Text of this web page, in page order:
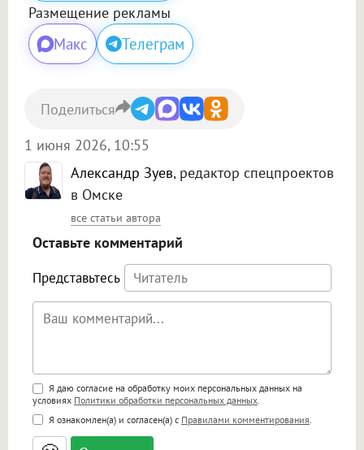
Размещение рекламы
Макс Телеграм
Александр Зуев, редактор спецпроектов
в Омске
все статьи автора
1 июня 2026, 10:55
Поделиться
Оставьте комментарий
Представьтесь
Поддержка HTML
<b>, <strong>, <u>, <i>, <em>, <s>, <big>,
<small>, <sup>, <sub>, <pre>, <ul>, <ol>, <li>,
<blockquote>, <code> экранирует HTML,
Я даю согласие на обработку моих персональных данных на
условиях Политики обработки персональных данных
Я ознакомлен(а) и согласен(а) с Правилами комментирования